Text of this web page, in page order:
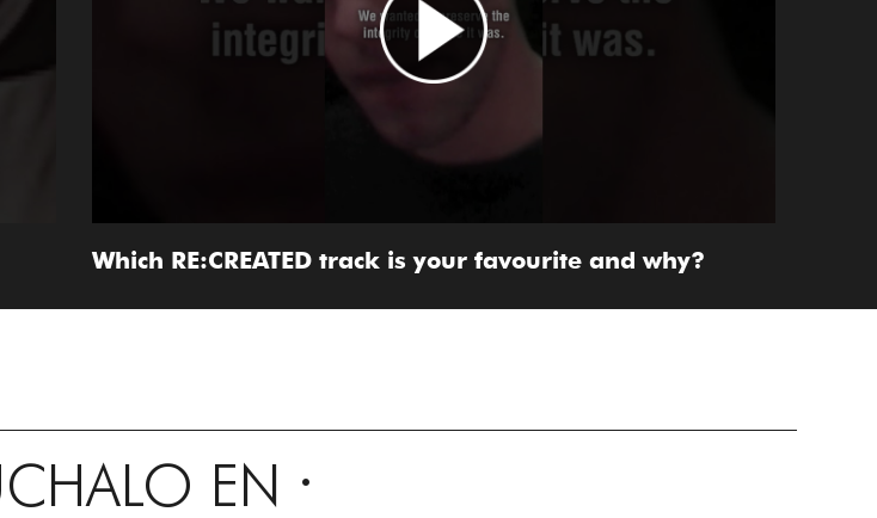
Which RE:CREATED track is your favourite and why?
EN